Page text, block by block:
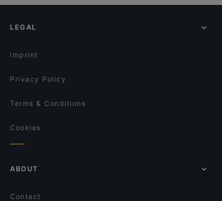
Mijori Sushi Bar
Kleine Büdnerei
Bahnhof Hackescher Markt, Berlin
LEGAL
Imprint
Privacy Policy
Terms & Conditions
Cookies
ABOUT
Contact